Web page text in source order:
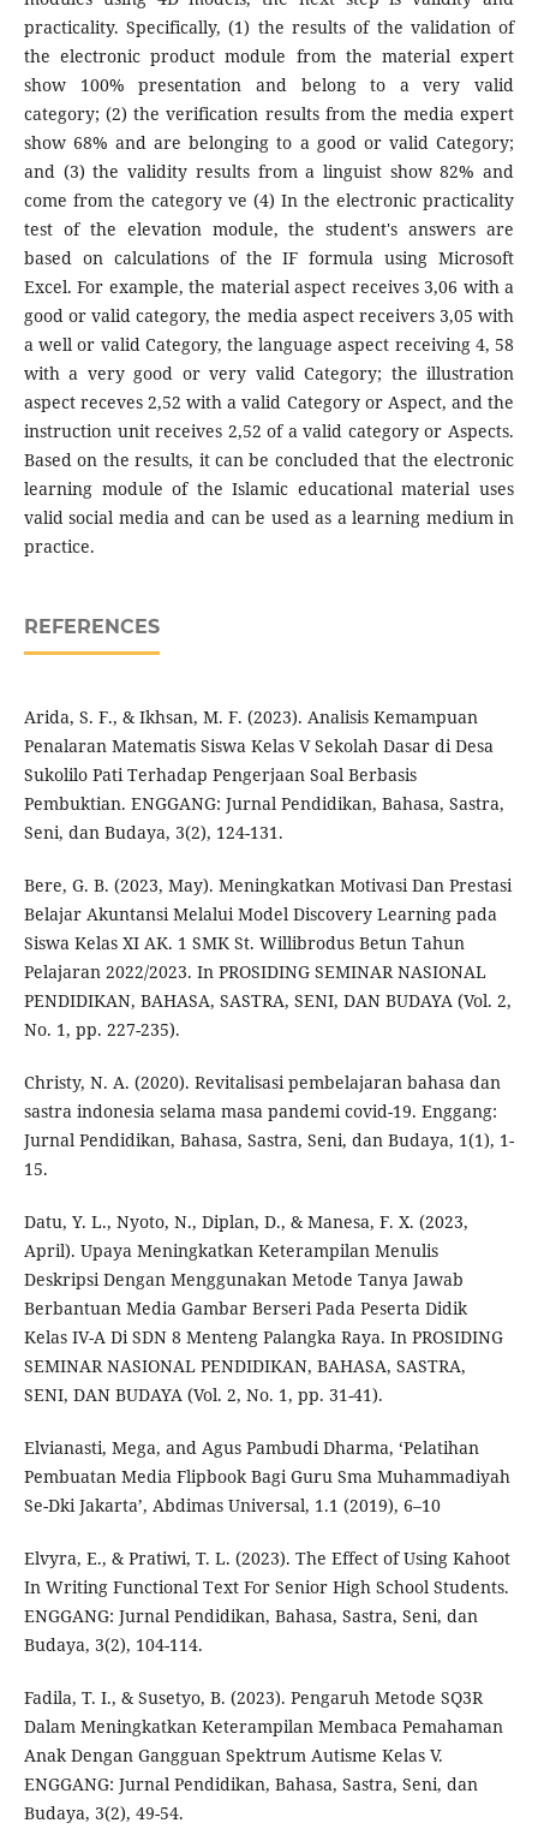
practicality. Specifically, (1) the results of the validation of
the electronic product module from the material expert
show 100% presentation and belong to a very valid
category; (2) the verification results from the media expert
show 68% and are belonging to a good or valid Category;
and (3) the validity results from a linguist show 82% and
come from the category ve (4) In the electronic practicality
test of the elevation module, the student's answers are
based on calculations of the IF formula using Microsoft
Excel. For example, the material aspect receives 3,06 with a
good or valid category, the media aspect receivers 3,05 with
a well or valid Category, the language aspect receiving 4, 58
with a very good or very valid Category; the illustration
aspect receves 2,52 with a valid Category or Aspect, and the
instruction unit receives 2,52 of a valid category or Aspects.
Based on the results, it can be concluded that the electronic
learning module of the Islamic educational material uses
valid social media and can be used as a learning medium in
practice.
REFERENCES
Arida, S. F., & Ikhsan, M. F. (2023). Analisis Kemampuan
Penalaran Matematis Siswa Kelas V Sekolah Dasar di Desa
Sukolilo Pati Terhadap Pengerjaan Soal Berbasis
Pembuktian. ENGGANG: Jurnal Pendidikan, Bahasa, Sastra,
Seni, dan Budaya, 3(2), 124-131.
Bere, G. B. (2023, May). Meningkatkan Motivasi Dan Prestasi
Belajar Akuntansi Melalui Model Discovery Learning pada
Siswa Kelas XI AK. 1 SMK St. Willibrodus Betun Tahun
Pelajaran 2022/2023. In PROSIDING SEMINAR NASIONAL
PENDIDIKAN, BAHASA, SASTRA, SENI, DAN BUDAYA (Vol. 2,
No. 1, pp. 227-235).
Christy, N. A. (2020). Revitalisasi pembelajaran bahasa dan
sastra indonesia selama masa pandemi covid-19. Enggang:
Jurnal Pendidikan, Bahasa, Sastra, Seni, dan Budaya, 1(1), 1-
15.
Datu, Y. L., Nyoto, N., Diplan, D., & Manesa, F. X. (2023,
April). Upaya Meningkatkan Keterampilan Menulis
Deskripsi Dengan Menggunakan Metode Tanya Jawab
Berbantuan Media Gambar Berseri Pada Peserta Didik
Kelas IV-A Di SDN 8 Menteng Palangka Raya. In PROSIDING
SEMINAR NASIONAL PENDIDIKAN, BAHASA, SASTRA,
SENI, DAN BUDAYA (Vol. 2, No. 1, pp. 31-41).
Elvianasti, Mega, and Agus Pambudi Dharma, ‘Pelatihan
Pembuatan Media Flipbook Bagi Guru Sma Muhammadiyah
Se-Dki Jakarta’, Abdimas Universal, 1.1 (2019), 6–10
Elvyra, E., & Pratiwi, T. L. (2023). The Effect of Using Kahoot
In Writing Functional Text For Senior High School Students.
ENGGANG: Jurnal Pendidikan, Bahasa, Sastra, Seni, dan
Budaya, 3(2), 104-114.
Fadila, T. I., & Susetyo, B. (2023). Pengaruh Metode SQ3R
Dalam Meningkatkan Keterampilan Membaca Pemahaman
Anak Dengan Gangguan Spektrum Autisme Kelas V.
ENGGANG: Jurnal Pendidikan, Bahasa, Sastra, Seni, dan
Budaya, 3(2), 49-54.